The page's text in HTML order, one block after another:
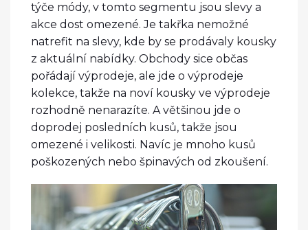
týče módy, v tomto segmentu jsou slevy a
akce dost omezené. Je takřka nemožné
natrefit na slevy, kde by se prodávaly kousky
z aktuální nabídky. Obchody sice občas
pořádají výprodeje, ale jde o výprodeje
kolekce, takže na noví kousky ve výprodeje
rozhodně nenarazíte. A většinou jde o
doprodej posledních kusů, takže jsou
omezené i velikosti. Navíc je mnoho kusů
poškozených nebo špinavých od zkoušení.